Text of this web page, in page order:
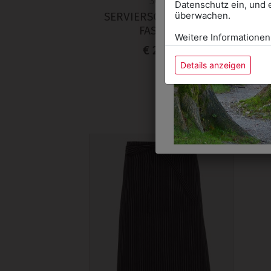
SERVIERSCHÜRZE OLD
FASHION
€ 20,90
Datenschutz ein, und
überwachen.
Weitere
Details anzeigen